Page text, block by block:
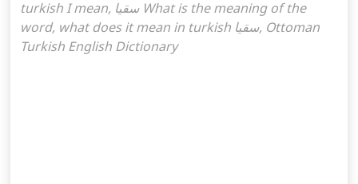
turkish I mean, سقيا What is the meaning of the
word, what does it mean in turkish سقيا, Ottoman
Turkish English Dictionary